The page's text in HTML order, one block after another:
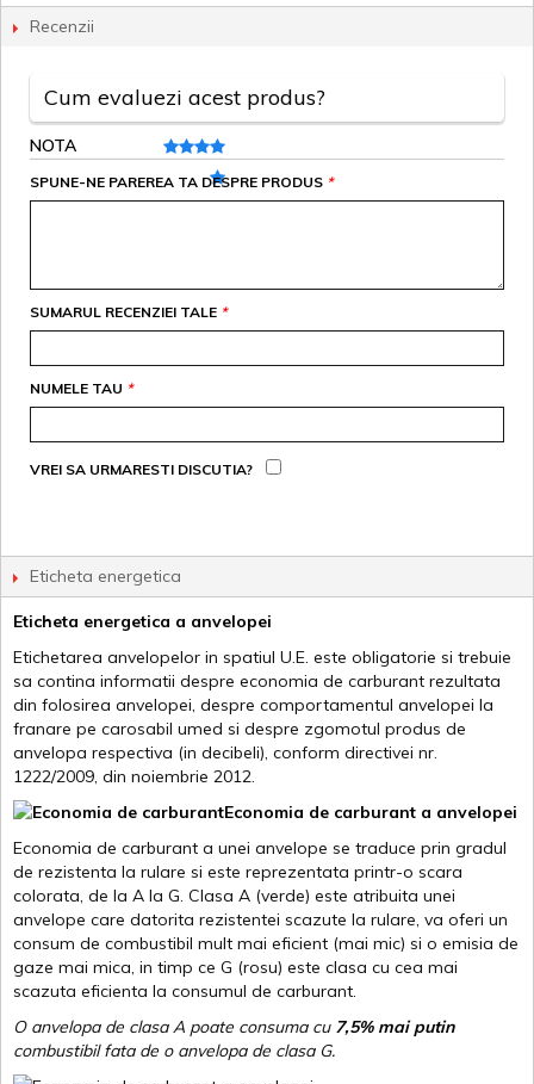
Recenzii
Cum evaluezi acest produs?
NOTA
*
SPUNE-NE PAREREA TA DESPRE PRODUS
*
SUMARUL RECENZIEI TALE
*
NUMELE TAU
VREI SA URMARESTI DISCUTIA?
Eticheta energetica
Eticheta energetica a anvelopei
Etichetarea anvelopelor in spatiul U.E. este obligatorie si trebuie
sa contina informatii despre economia de carburant rezultata
din folosirea anvelopei, despre comportamentul anvelopei la
franare pe carosabil umed si despre zgomotul produs de
anvelopa respectiva (in decibeli), conform directivei nr.
1222/2009, din noiembrie 2012.
Economia de carburant a anvelopei
Economia de carburant a unei anvelope se traduce prin gradul
de rezistenta la rulare si este reprezentata printr-o scara
colorata, de la A la G. Clasa A (verde) este atribuita unei
anvelope care datorita rezistentei scazute la rulare, va oferi un
consum de combustibil mult mai eficient (mai mic) si o emisia de
gaze mai mica, in timp ce G (rosu) este clasa cu cea mai
scazuta eficienta la consumul de carburant.
O anvelopa de clasa A poate consuma cu 7,5% mai putin
combustibil fata de o anvelopa de clasa G.